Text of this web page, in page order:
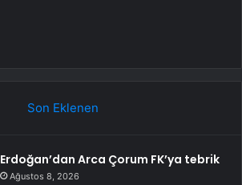
Son Eklenen
Erdoğan’dan Arca Çorum FK’ya tebrik
Ağustos 8, 2026